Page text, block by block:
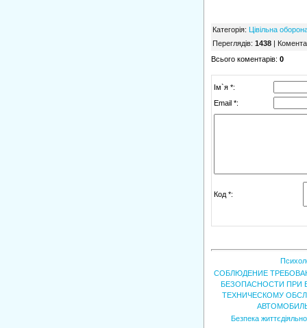
Категорія: Цівільна
Переглядів: 1438|
Всього коментарів: 0
Ім`я *:
Email *:
Код *:
СОБЛЮДЕНИЕ
БЕЗОПАСНОСТИ ПРИ
ТЕХНИЧЕСКОМУ
Безпека